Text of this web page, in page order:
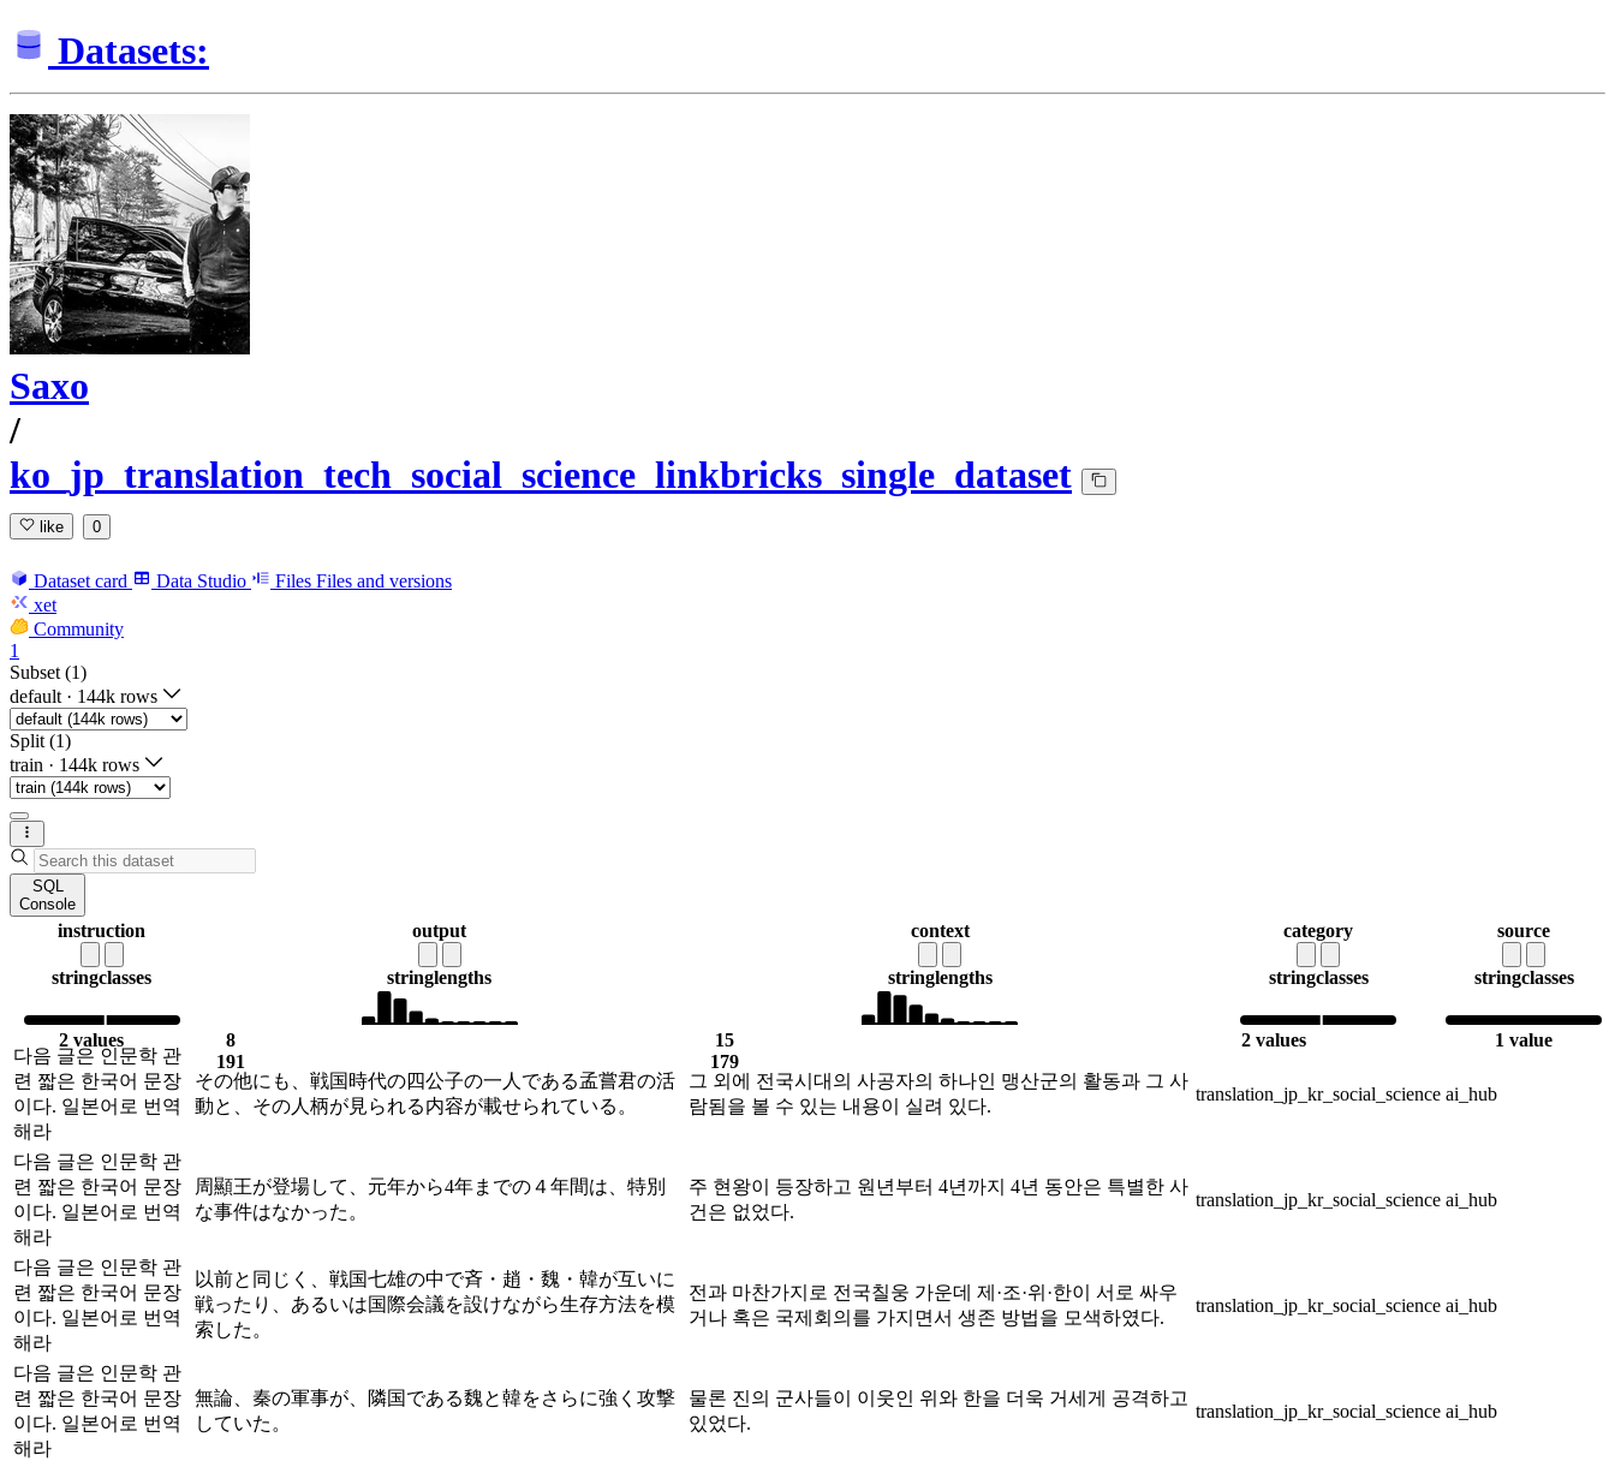
Datasets:
Saxo
/
ko_jp_translation_tech_social_science_linkbricks_single_dataset
like 0
Dataset card Data Studio Files Files and versions
xet
Community
1
Subset (1)
default · 144k rows
Split (1)
train · 144k rows
SQL
Console
instruction
stringclasses
2 values
output
stringlengths
8
191
context
stringlengths
15
179
category
stringclasses
2 values
source
stringclasses
1 value
다음 글은 인문학 관
련 짧은 한국어 문장
이다. 일본어로 번역
해라
その他にも、戦国時代の四公子の一人である孟嘗君の活
動と、その人柄が見られる内容が載せられている。
그 외에 전국시대의 사공자의 하나인 맹산군의 활동과 그 사
람됨을 볼 수 있는 내용이 실려 있다.
translation_jp_kr_social_science ai_hub
다음 글은 인문학 관
련 짧은 한국어 문장
이다. 일본어로 번역
해라
周顯王が登場して、元年から4年までの４年間は、特別
な事件はなかった。
주 현왕이 등장하고 원년부터 4년까지 4년 동안은 특별한 사
건은 없었다.
translation_jp_kr_social_science ai_hub
다음 글은 인문학 관
련 짧은 한국어 문장
이다. 일본어로 번역
해라
以前と同じく、戦国七雄の中で斉・趙・魏・韓が互いに
戦ったり、あるいは国際会議を設けながら生存方法を模
索した。
전과 마찬가지로 전국칠웅 가운데 제·조·위·한이 서로 싸우
거나 혹은 국제회의를 가지면서 생존 방법을 모색하였다.
translation_jp_kr_social_science ai_hub
다음 글은 인문학 관
련 짧은 한국어 문장
이다. 일본어로 번역
해라
無論、秦の軍事が、隣国である魏と韓をさらに強く攻撃
していた。
물론 진의 군사들이 이웃인 위와 한을 더욱 거세게 공격하고
있었다.
translation_jp_kr_social_science ai_hub